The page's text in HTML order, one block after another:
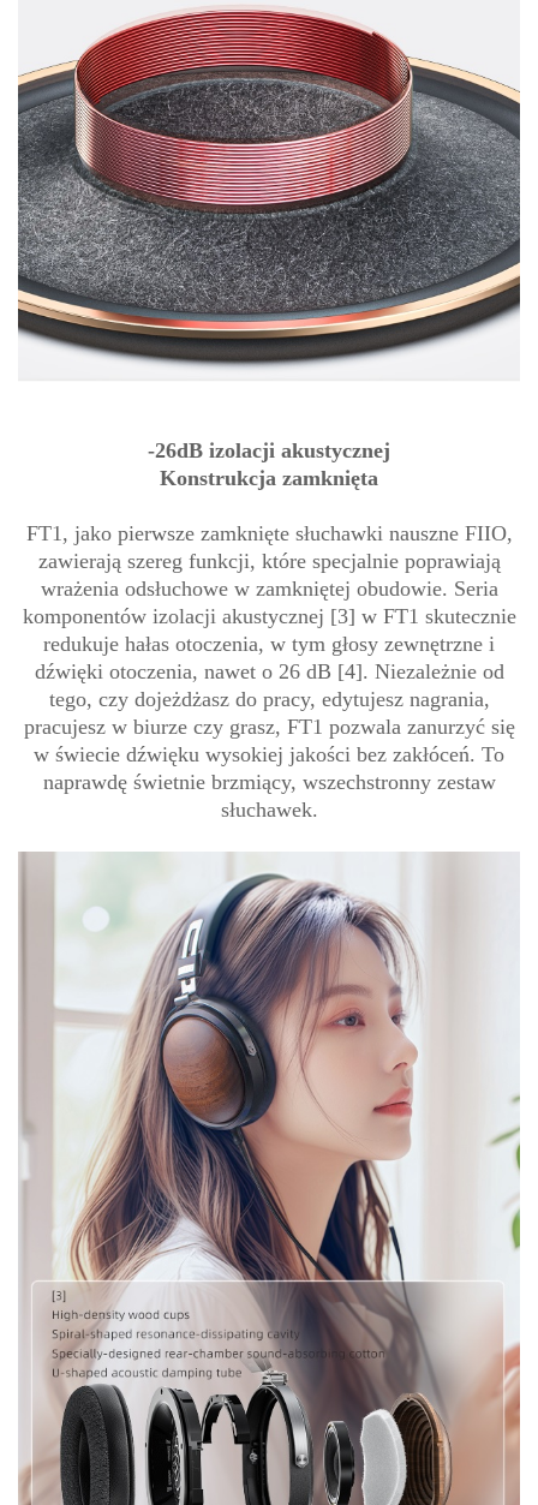
-26dB izolacji akustycznej
Konstrukcja zamknięta
FT1, jako pierwsze zamknięte słuchawki nauszne FIIO,
zawierają szereg funkcji, które specjalnie poprawiają
wrażenia odsłuchowe w zamkniętej obudowie. Seria
komponentów izolacji akustycznej [3] w FT1 skutecznie
redukuje hałas otoczenia, w tym głosy zewnętrzne i
dźwięki otoczenia, nawet o 26 dB [4]. Niezależnie od
tego, czy dojeżdżasz do pracy, edytujesz nagrania,
pracujesz w biurze czy grasz, FT1 pozwala zanurzyć się
w świecie dźwięku wysokiej jakości bez zakłóceń. To
naprawdę świetnie brzmiący, wszechstronny zestaw
słuchawek.